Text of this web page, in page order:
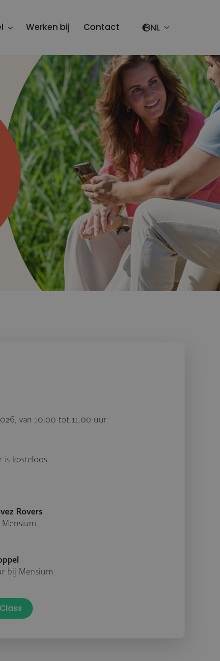
Werken bij Contact Select your
van 10.00 tot 11.00 uur
is kosteloos
Rovers
Mensium
bij Mensium